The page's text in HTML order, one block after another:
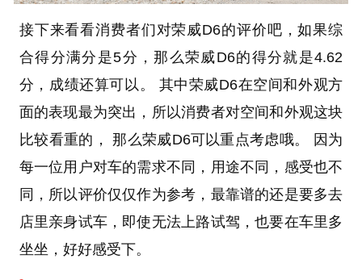
接下来看看消费者们对荣威D6的评价吧，如果综
合得分满分是5分，那么荣威D6的得分就是4.62
分，成绩还算可以。 其中荣威D6在空间和外观方
面的表现最为突出，所以消费者对空间和外观这块
比较看重的， 那么荣威D6可以重点考虑哦。 因为
每一位用户对车的需求不同，用途不同，感受也不
同，所以评价仅仅作为参考，最靠谱的还是要多去
店里亲身试车，即使无法上路试驾，也要在车里多
坐坐，好好感受下。